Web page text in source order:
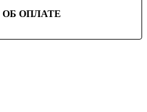
ОПЛАТЕ